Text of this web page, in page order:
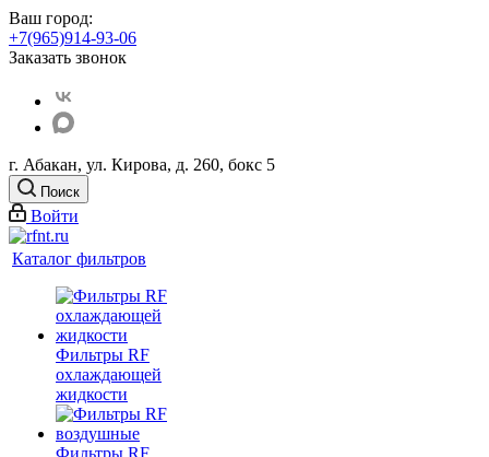
Ваш город:
+7(965)914-93-06
Заказать звонок
г. Абакан, ул. Кирова, д. 260, бокс 5
Поиск
Войти
Каталог фильтров
Фильтры RF
охлаждающей
жидкости
Фильтры RF